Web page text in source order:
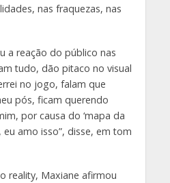
nas fraquezas, nas
a reação do público nas
tudo, dão pitaco no visual
no jogo, falam que
pós, ficam querendo
por causa do ‘mapa da
eu amo isso”, disse, em tom
reality, Maxiane afirmou